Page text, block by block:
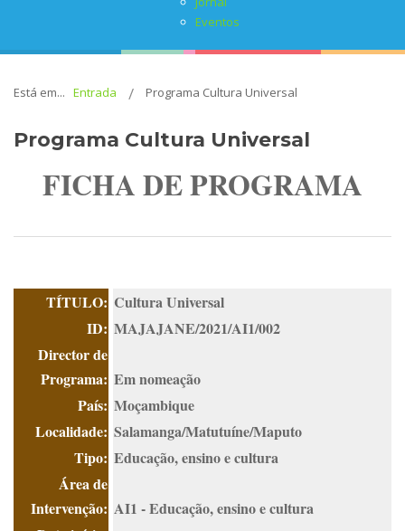
Eventos
Está em... Entrada Programa Cultura Universal
Programa Cultura Universal
FICHA DE PROGRAMA
TÍTULO: Cultura Universal
ID: MAJAJANE/2021/AI1/002
Director de
Programa: Em nomeação
País: Moçambique
Localidade: Salamanga/Matutuíne/Maputo
Tipo: Educação, ensino e cultura
Área de
Intervenção: AI1 - Educação, ensino e cultura